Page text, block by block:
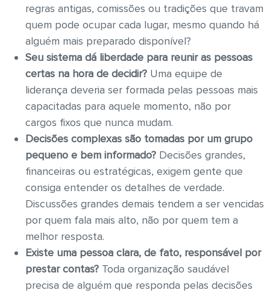
regras antigas, comissões ou tradições que travam
quem pode ocupar cada lugar, mesmo quando há
alguém mais preparado disponível?
Seu sistema dá liberdade para reunir as pessoas
certas na hora de decidir? Uma equipe de
liderança deveria ser formada pelas pessoas mais
capacitadas para aquele momento, não por
cargos fixos que nunca mudam.
Decisões complexas são tomadas por um grupo
pequeno e bem informado? Decisões grandes,
financeiras ou estratégicas, exigem gente que
consiga entender os detalhes de verdade.
Discussões grandes demais tendem a ser vencidas
por quem fala mais alto, não por quem tem a
melhor resposta.
Existe uma pessoa clara, de fato, responsável por
prestar contas? Toda organização saudável
precisa de alguém que responda pelas decisões